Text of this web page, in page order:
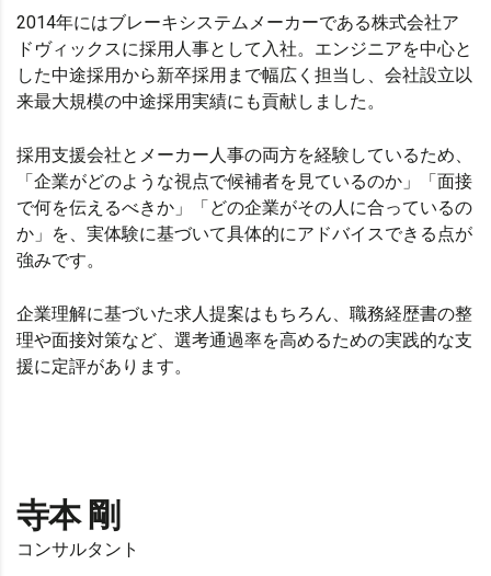
2014年にはブレーキシステムメーカーである株式会社ア
ドヴィックスに採用人事として入社。エンジニアを中心と
した中途採用から新卒採用まで幅広く担当し、会社設立以
来最大規模の中途採用実績にも貢献しました。
採用支援会社とメーカー人事の両方を経験しているため、
「企業がどのような視点で候補者を見ているのか」「面接
で何を伝えるべきか」「どの企業がその人に合っているの
か」を、実体験に基づいて具体的にアドバイスできる点が
強みです。
企業理解に基づいた求人提案はもちろん、職務経歴書の整
理や面接対策など、選考通過率を高めるための実践的な支
援に定評があります。
寺本 剛
コンサルタント